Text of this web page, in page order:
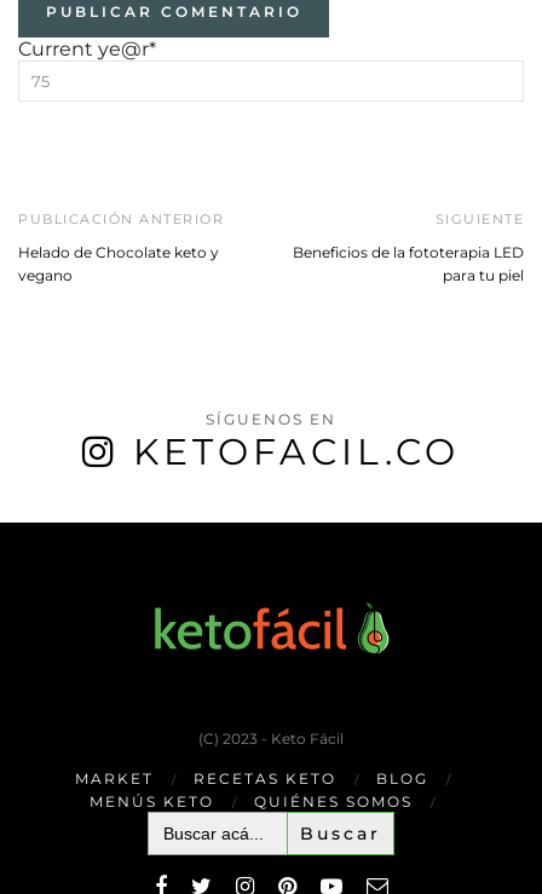
Current ye@r*
PUBLICACIÓN ANTERIOR
Helado de Chocolate keto y
vegano
SIGUIENTE
Beneficios de la fototerapia LED
para tu piel
SÍGUENOS EN
KETOFACIL.CO
(C) 2023 - Keto Fácil
MARKET RECETAS KETO
BLOG
MENÚS KETO
QUIÉNES SOMOS
Buscar: